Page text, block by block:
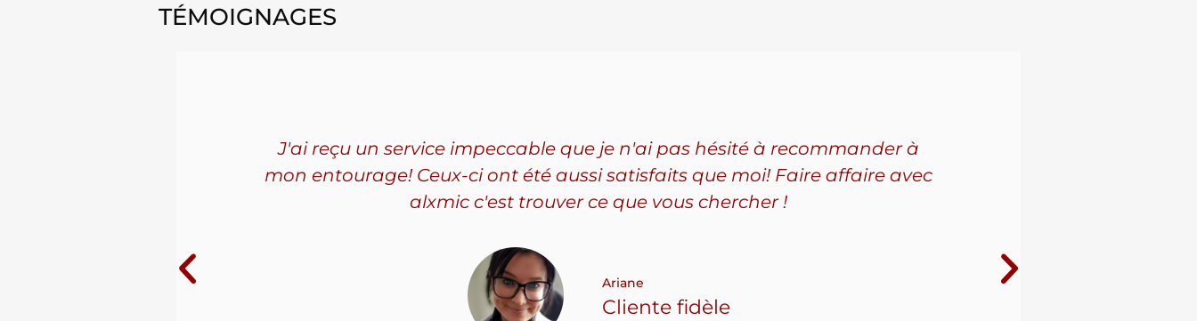
TÉMOIGNAGES
J'ai reçu un service impeccable que je n'ai pas hésité à recommander à
mon entourage! Ceux-ci ont été aussi satisfaits que moi! Faire affaire avec
alxmic c'est trouver ce que vous chercher !
Ariane
Cliente fidèle